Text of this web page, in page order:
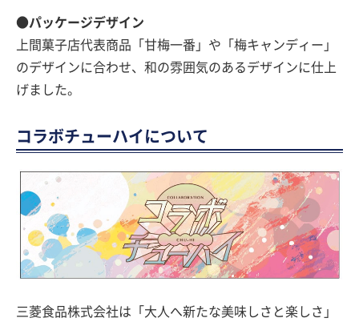
●パッケージデザイン
上間菓子店代表商品「甘梅一番」や「梅キャンディー」
のデザインに合わせ、和の雰囲気のあるデザインに仕上
げました。
コラボチューハイについて
三菱食品株式会社は「大人へ新たな美味しさと楽しさ」